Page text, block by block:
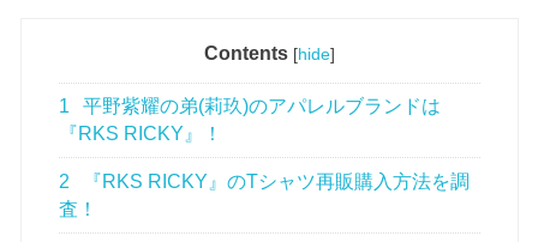
Contents [hide]
1
平野紫耀の弟(莉玖)のアパレルブランドは
『RKS RICKY』！
2
『RKS RICKY』のTシャツ再販購入方法を調
査！